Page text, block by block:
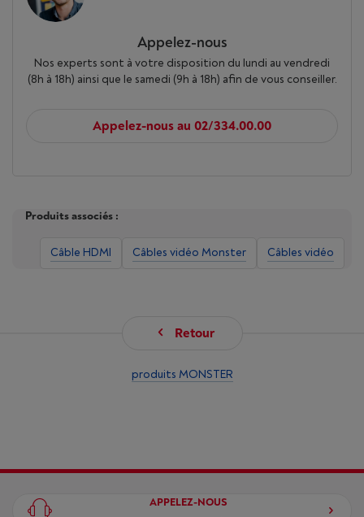
Appelez-nous
Nos experts sont à votre disposition du lundi au vendredi
(8h à 18h) ainsi que le samedi (9h à 18h) afin de vous conseiller.
Appelez-nous au 02/334.00.00
Produits associés :
Câble HDMI Câbles vidéo Monster Câbles vidéo
Retour
produits MONSTER
APPELEZ-NOUS